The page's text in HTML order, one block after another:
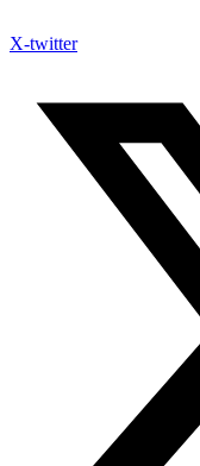
X-twitter